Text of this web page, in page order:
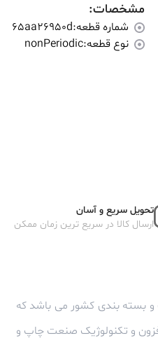
مشخصات:
شماره قطعه:65aa26950d
نوع قطعه:nonPeriodic
تحویل سریع و آسان
ارسال کالا در سریع ترین زمان ممکن
بسته بندی کشور می باشد که
و تکنولوژیک صنعت چاپ و